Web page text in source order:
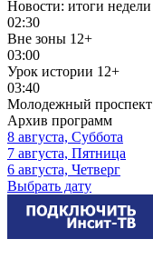
Новости: итоги недели
02:30
Вне зоны 12+
03:00
Урок истории 12+
03:40
Молодежный проспект
Архив программ
8 августа, Суббота
7 августа, Пятница
6 августа, Четверг
Выбрать дату